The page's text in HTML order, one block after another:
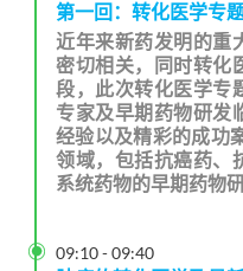
第一回：转化医学专
近年来新药发明的重
密切相关，同时转化
段，此次转化医学专
专家及早期药物研发
经验以及精彩的成功
领域，包括抗癌药、
系统药物的早期药物
09:10-09:40
